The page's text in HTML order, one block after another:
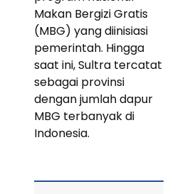
Makan Bergizi Gratis
(MBG) yang diinisiasi
pemerintah. Hingga
saat ini, Sultra tercatat
sebagai provinsi
dengan jumlah dapur
MBG terbanyak di
Indonesia.